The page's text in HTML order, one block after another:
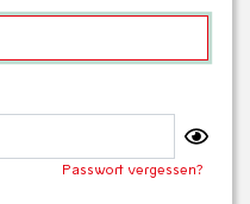
Passwort vergessen?